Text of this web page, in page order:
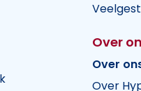
Over
Over
Over